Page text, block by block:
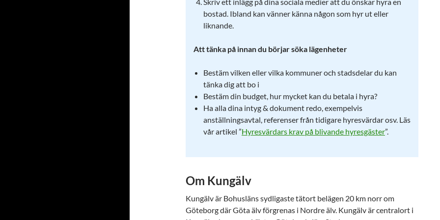
bostad. Ibland kan vänner känna någon som hyr ut eller
liknande.
Att tänka på innan du börjar söka lägenheter
Bestäm vilken eller vilka kommuner och stadsdelar du kan
tänka dig att bo i
Bestäm din budget, hur mycket kan du betala i hyra?
Ha alla dina intyg & dokument redo, exempelvis
anställningsavtal, referenser från tidigare hyresvärdar osv. Läs
vår artikel ”Hyresvärdars krav på blivande hyresgäster”.
Om Kungälv
Kungälv är Bohusläns sydligaste tätort belägen 20 km norr om
Göteborg där Göta älv förgrenas i Nordre älv. Kungälv är centralort i